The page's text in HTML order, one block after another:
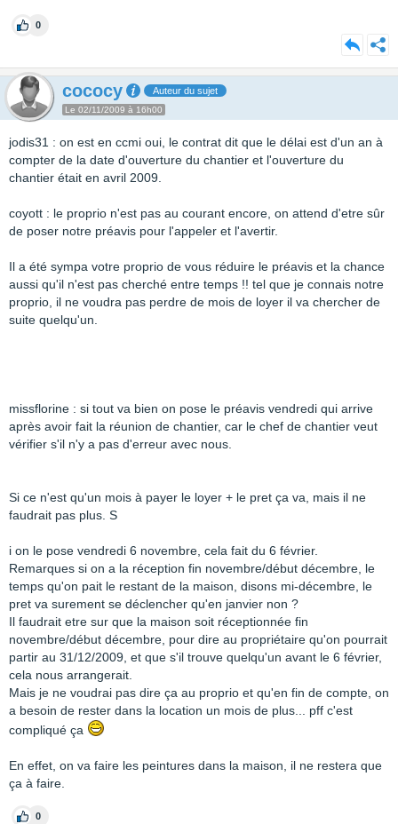
0
cococy Auteur du sujet
Le 02/11/2009 à 16h00
jodis31 : on est en ccmi oui, le contrat dit que le délai est d'un an à
compter de la date d'ouverture du chantier et l'ouverture du
chantier était en avril 2009.
coyott : le proprio n'est pas au courant encore, on attend d'etre sûr
de poser notre préavis pour l'appeler et l'avertir.
Il a été sympa votre proprio de vous réduire le préavis et la chance
aussi qu'il n'est pas cherché entre temps !! tel que je connais notre
proprio, il ne voudra pas perdre de mois de loyer il va chercher de
suite quelqu'un.
missflorine : si tout va bien on pose le préavis vendredi qui arrive
après avoir fait la réunion de chantier, car le chef de chantier veut
vérifier s'il n'y a pas d'erreur avec nous.
Si ce n'est qu'un mois à payer le loyer + le pret ça va, mais il ne
faudrait pas plus. S
i on le pose vendredi 6 novembre, cela fait du 6 février.
Remarques si on a la réception fin novembre/début décembre, le
temps qu'on pait le restant de la maison, disons mi-décembre, le
pret va surement se déclencher qu'en janvier non ?
Il faudrait etre sur que la maison soit réceptionnée fin
novembre/début décembre, pour dire au propriétaire qu'on pourrait
partir au 31/12/2009, et que s'il trouve quelqu'un avant le 6 février,
cela nous arrangerait.
Mais je ne voudrai pas dire ça au proprio et qu'en fin de compte, on
a besoin de rester dans la location un mois de plus... pff c'est
compliqué ça
En effet, on va faire les peintures dans la maison, il ne restera que
ça à faire.
0